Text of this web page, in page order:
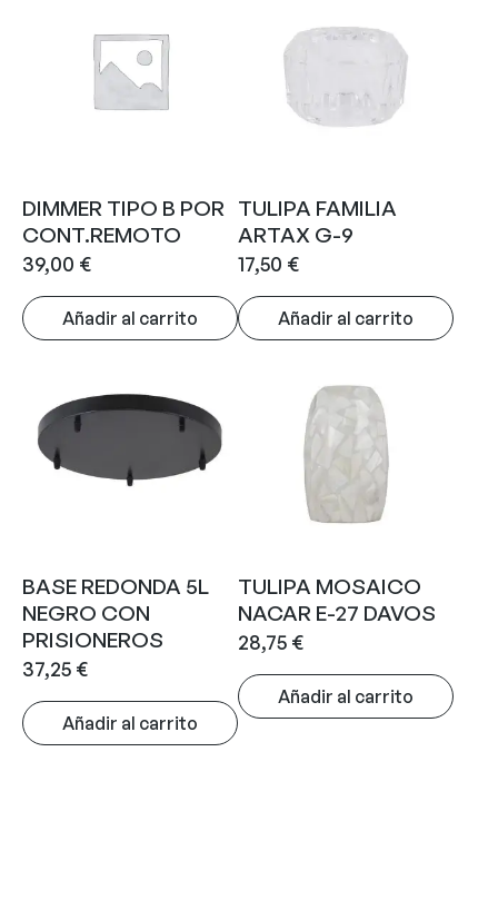
DIMMER TIPO B POR
CONT.REMOTO
39,00 €
Añadir al carrito
TULIPA FAMILIA
ARTAX G-9
17,50 €
Añadir al carrito
BASE REDONDA 5L
NEGRO CON
PRISIONEROS
37,25 €
Añadir al carrito
TULIPA MOSAICO
NACAR E-27 DAVOS
28,75 €
Añadir al carrito